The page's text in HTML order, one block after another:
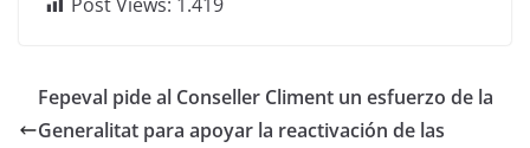
Fepeval pide al Conseller Climent un esfuerzo de la
Generalitat para apoyar la reactivación de las